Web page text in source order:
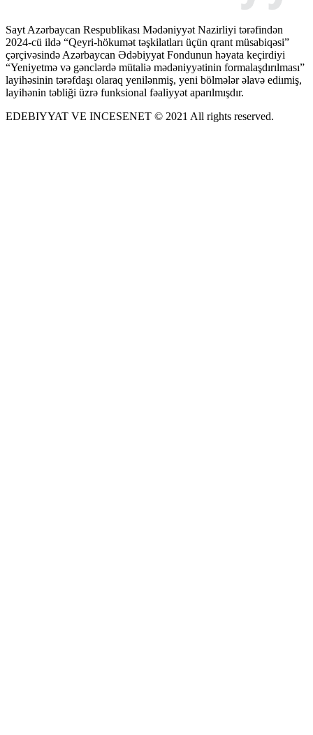
Sayt Azərbaycan Respublikası Mədəniyyət Nazirliyi tərəfindən
2024-cü ildə “Qeyri-hökumət təşkilatları üçün qrant müsabiqəsi”
çərçivəsində Azərbaycan Ədəbiyyat Fondunun həyata keçirdiyi
“Yeniyetmə və gənclərdə mütaliə mədəniyyətinin formalaşdırılması”
layihəsinin tərəfdaşı olaraq yenilənmiş, yeni bölmələr əlavə ediımiş,
layihənin təbliği üzrə funksional fəaliyyət aparılmışdır.
EDEBIYYAT VE INCESENET © 2021 All rights reserved.